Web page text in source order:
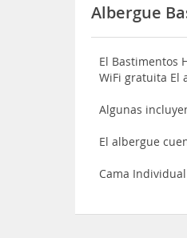
Albergue
El Bastimentos
WiFi gratuita El
Algunas
El albergue
Cama